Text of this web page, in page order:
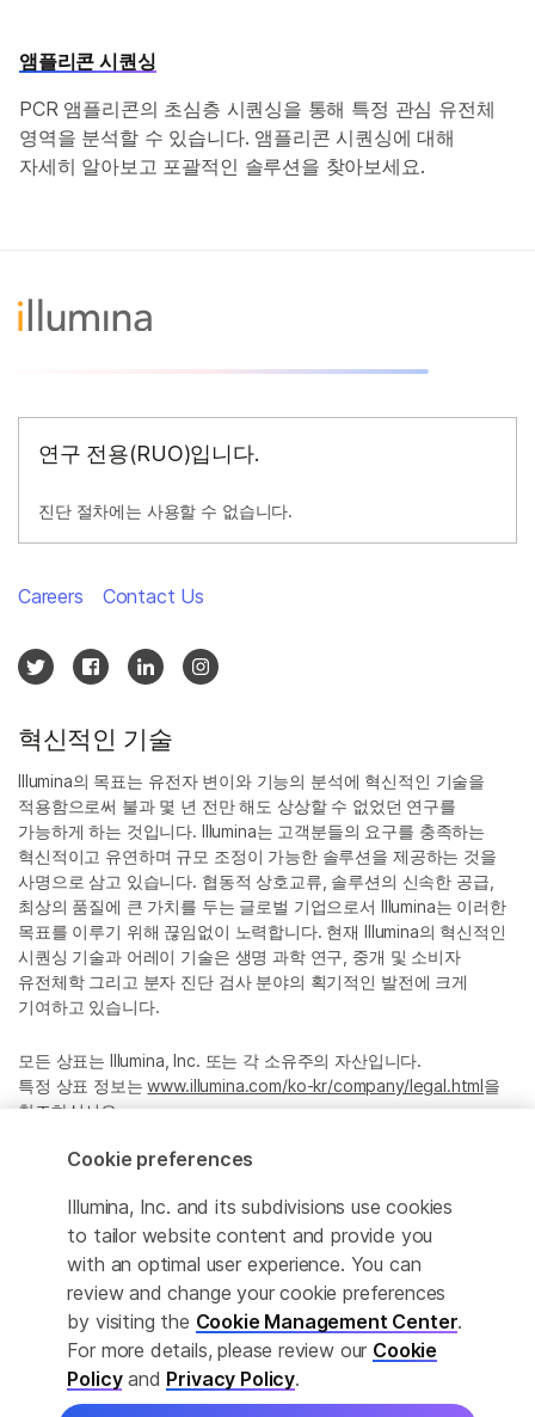
앰플리콘 시퀀싱
PCR 앰플리콘의 초심층 시퀀싱을 통해 특정 관심 유전체
영역을 분석할 수 있습니다. 앰플리콘 시퀀싱에 대해
자세히 알아보고 포괄적인 솔루션을 찾아보세요.
연구 전용(RUO)입니다.
진단 절차에는 사용할 수 없습니다.
정확한 번역을 제공하고자 합당한 노력을 기울였으나, 자동 번역은
완벽하지 않으며, 그 목적 또한 원문을 대체하기 위함이 아닙니다.
혁신적인 기술
Illumina의 목표는 유전자 변이와 기능의 분석에 혁신적인 기술을
적용함으로써 불과 몇 년 전만 해도 상상할 수 없었던 연구를
가능하게 하는 것입니다. Illumina는 고객분들의 요구를 충족하는
혁신적이고 유연하며 규모 조정이 가능한 솔루션을 제공하는 것을
사명으로 삼고 있습니다. 협동적 상호교류, 솔루션의 신속한 공급,
최상의 품질에 큰 가치를 두는 글로벌 기업으로서 Illumina는 이러한
목표를 이루기 위해 끊임없이 노력합니다. 현재 Illumina의 혁신적인
시퀀싱 기술과 어레이 기술은 생명 과학 연구, 중개 및 소비자
유전체학 그리고 분자 진단 검사 분야의 획기적인 발전에 크게
기여하고 있습니다.
모든 상표는 Illumina, Inc. 또는 각 소유주의 자산입니다.
특정 상표 정보는www.illumina.com/ko-kr/company/legal.html을
참조하십시오.
Privacy Policy
Careers Contact Us
© 2026 Illumina, Inc. All rights reserved.
Cookie preferences
Illumina, Inc. and its subdivisions use cookies
to tailor website content and provide you
with an optimal user experience. You can
review and change your cookie preferences
by visiting the Cookie Management Center.
For more details, please review our Cookie
Policyand Privacy Policy.